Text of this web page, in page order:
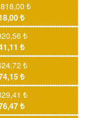
₺
₺
₺
₺
₺
₺
₺
₺